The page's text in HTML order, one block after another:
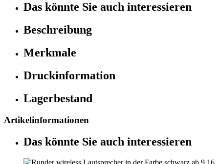
Das könnte Sie auch interessieren
Beschreibung
Merkmale
Druckinformation
Lagerbestand
Artikelinformationen
Das könnte Sie auch interessieren